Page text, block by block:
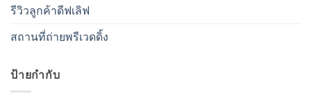
รีวิวลูกค้าดีฟเลิฟ
สถานที่ถ่ายพรีเวดดิ้ง
ป้ายกำกับ